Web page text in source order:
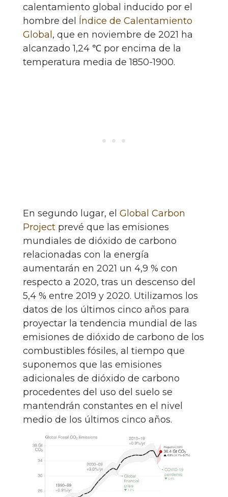
calentamiento global inducido por el
hombre del Índice de Calentamiento
Global, que en noviembre de 2021 ha
alcanzado 1,24 ℃ por encima de la
temperatura media de 1850-1900.
En segundo lugar, el Global Carbon
Project prevé que las emisiones
mundiales de dióxido de carbono
relacionadas con la energía
aumentarán en 2021 un 4,9 % con
respecto a 2020, tras un descenso del
5,4 % entre 2019 y 2020. Utilizamos los
datos de los últimos cinco años para
proyectar la tendencia mundial de las
emisiones de dióxido de carbono de los
combustibles fósiles, al tiempo que
suponemos que las emisiones
adicionales de dióxido de carbono
procedentes del uso del suelo se
mantendrán constantes en el nivel
medio de los últimos cinco años.